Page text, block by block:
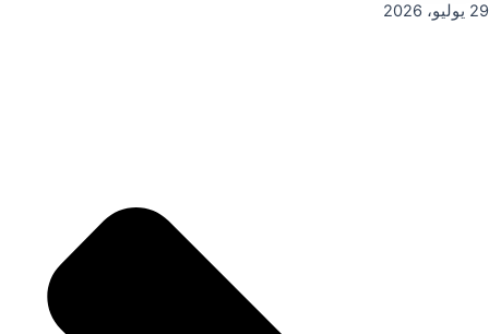
29 يوليو، 2026